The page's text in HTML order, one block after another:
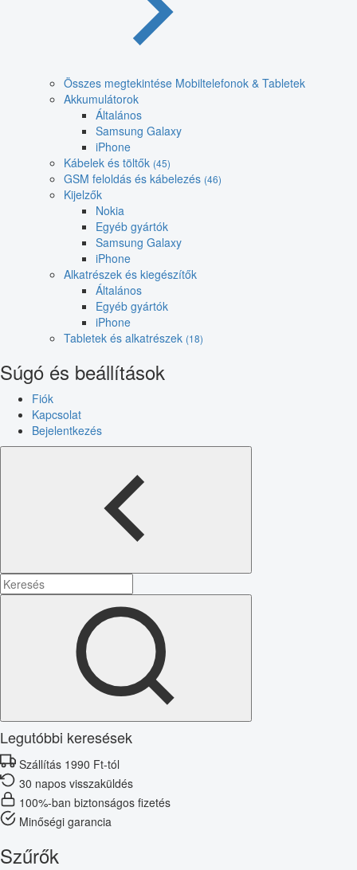
Összes megtekintése Mobiltelefonok & Tabletek
Akkumulátorok
Általános
Samsung Galaxy
iPhone
Kábelek és töltők (45)
GSM feloldás és kábelezés (46)
Kijelzők
Nokia
Egyéb gyártók
Samsung Galaxy
iPhone
Alkatrészek és kiegészítők
Általános
Egyéb gyártók
iPhone
Tabletek és alkatrészek (18)
Súgó és beállítások
Fiók
Kapcsolat
Bejelentkezés
Legutóbbi keresések
Szállítás 1990 Ft-tól
30 napos visszaküldés
100%-ban biztonságos fizetés
Minőségi garancia
Szűrők